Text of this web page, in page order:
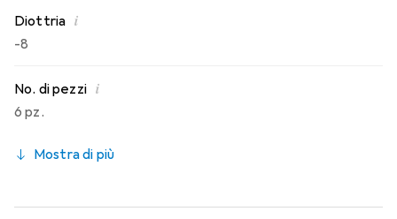
Diottria i
-8
No. di pezzi i
6 pz.
Mostra di più